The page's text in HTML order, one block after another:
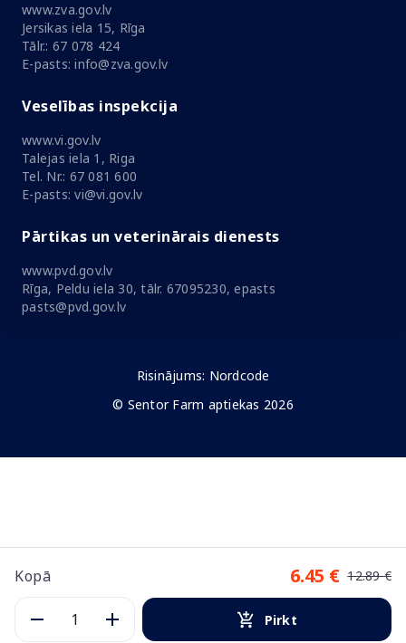
Kopā 6.45 € 12.89 €
Pirkt
www.zva.gov.lv
Jersikas iela 15, Rīga
Tālr.: 67 078 424
E-pasts: info@zva.gov.lv
Veselības inspekcija
www.vi.gov.lv
Talejas iela 1, Riga
Tel. Nr.: 67 081 600
E-pasts: vi@vi.gov.lv
Pārtikas un veterinārais dienests
www.pvd.gov.lv
Rīga, Peldu iela 30, tālr. 67095230, epasts
pasts@pvd.gov.lv
Risinājums: Nordcode
© Sentor Farm aptiekas 2026